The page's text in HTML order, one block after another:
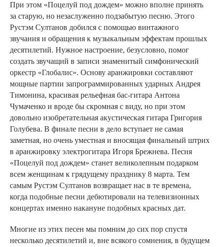
При этом «Поцелуй под дождем» можно вполне принять
за старую, но незаслуженно подзабытую песню. Этого
Рустэм Султанов добился с помощью винтажного
звучания и обращения к музыкальным эффектам прошлых
десятилетий. Нужное настроение, безусловно, помог
создать звучащий в записи знаменитый симфонический
оркестр «Глобалис». Основу аранжировки составляют
мощные партии запрограммированных ударных Андрея
Тимонина, красивая рельефная бас-гитара Антона
Чумаченко и вроде бы скромная с виду, но при этом
довольно изобретательная акустическая гитара Григория
Голубева. В финале песни в дело вступает не самая
заметная, но очень уместная и вносящая финальный штрих
в аранжировку электрогитара Игоря Брежнева. Песня
«Поцелуй под дождем» станет великолепным подарком
всем женщинам к грядущему празднику 8 марта. Тем
самым Рустэм Султанов возвращает нас в те времена,
когда подобные песни дебютировали на телевизионных
концертах именно накануне подобных красных дат.
Многие из этих песен мы помним до сих пор спустя
несколько десятилетий и, вне всякого сомнения, в будущем